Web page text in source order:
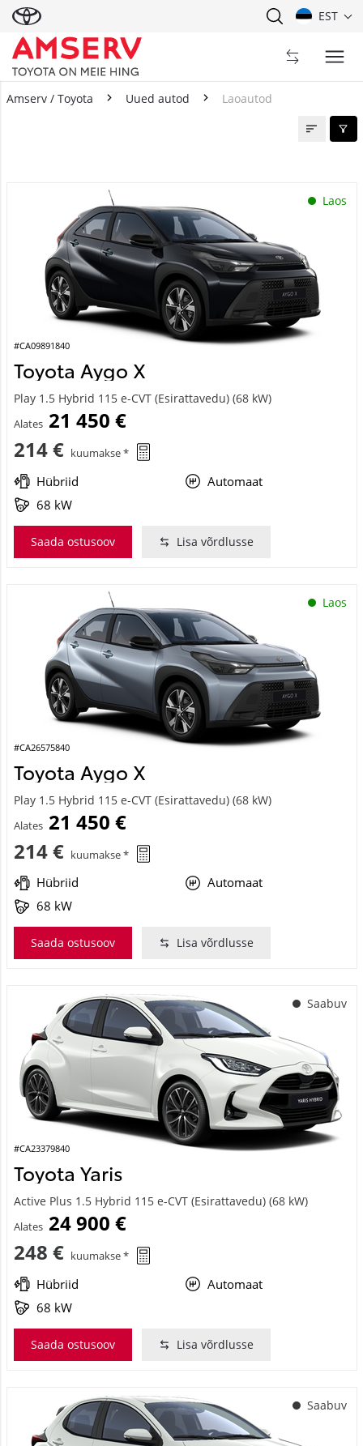
EST
Amserv / Toyota Uued autod Laoautod
Laos
#CA09891840
Toyota Aygo X
Play 1.5 Hybrid 115 e-CVT (Esirattavedu) (68 kW)
Alates 21 450 €
214 € kuumakse *
Hübriid
Automaat
68 kW
Saada ostusoov Lisa võrdlusse
Laos
#CA26575840
Toyota Aygo X
Play 1.5 Hybrid 115 e-CVT (Esirattavedu) (68 kW)
Alates 21 450 €
214 € kuumakse *
Hübriid
Automaat
68 kW
Saada ostusoov Lisa võrdlusse
Saabuv
#CA23379840
Toyota Yaris
Active Plus 1.5 Hybrid 115 e-CVT (Esirattavedu) (68 kW)
Alates 24 900 €
248 € kuumakse *
Hübriid
Automaat
68 kW
Saada ostusoov Lisa võrdlusse
Saabuv